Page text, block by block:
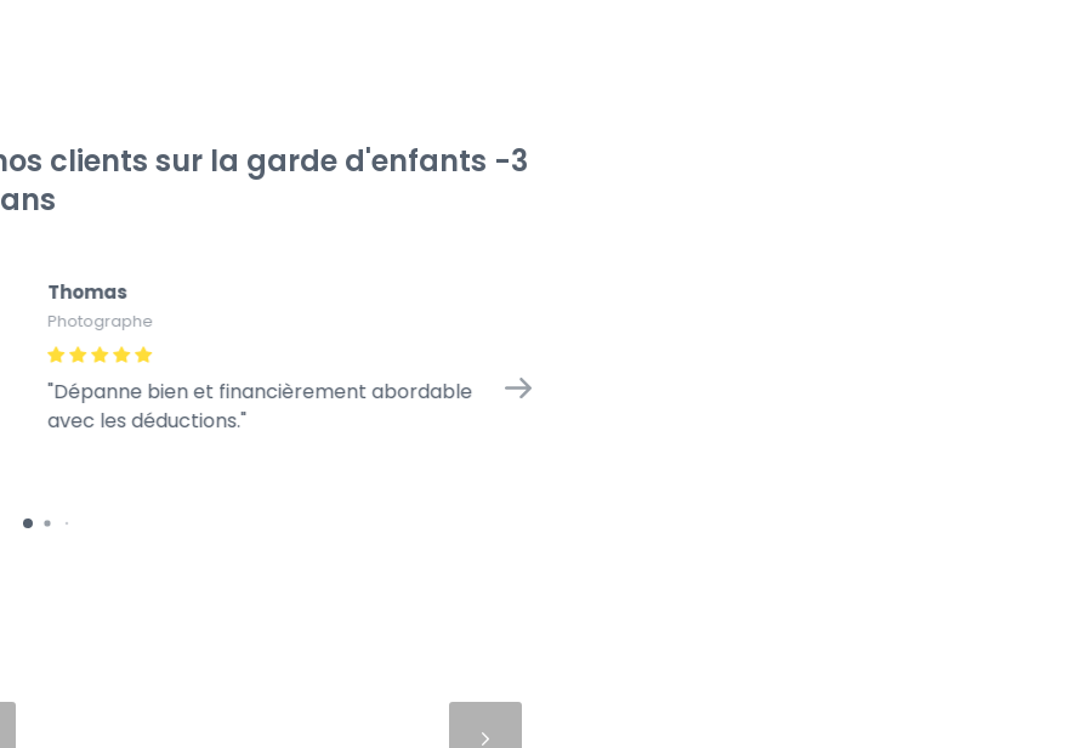
clients sur la garde d'enfants -3
ans
Thomas
Photographe
Dépanne bien et financièrement abordable
avec les déductions.
A l'heure au départ comme à l'arrivée et les